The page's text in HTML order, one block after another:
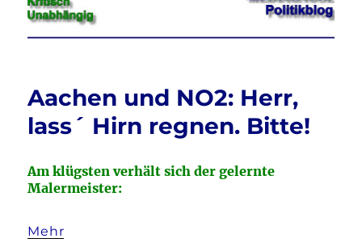
Aachen und NO2: Herr,
lass´ Hirn regnen. Bitte!
Am klügsten verhält sich der gelernte
Malermeister:
Mehr